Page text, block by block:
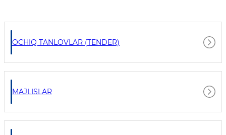
OCHIQ TANLOVLAR (TENDER)
MAJLISLAR